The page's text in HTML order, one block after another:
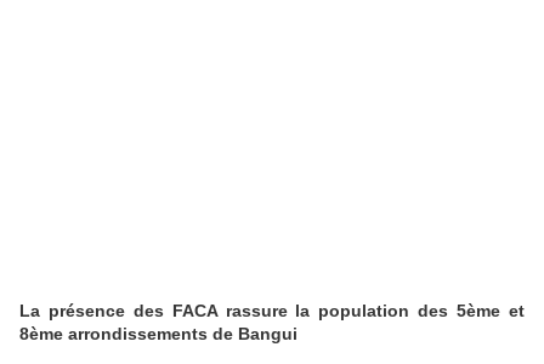
La présence des FACA rassure la population des 5ème et
8ème arrondissements de Bangui